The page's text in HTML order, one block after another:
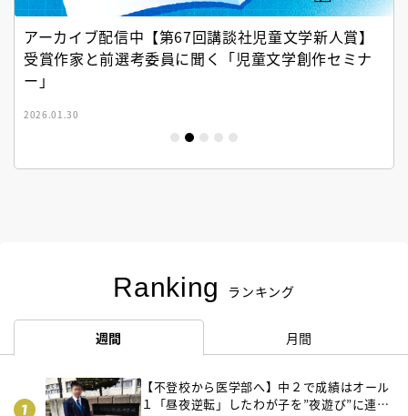
アーカイブ配信中【第67回講談社児童文学新人賞】
受賞作家と前選考委員に聞く「児童文学創作セミナ
ー」
2026.01.30
Ranking ランキング
週間 月間
【不登校から医学部へ】中２で成績はオール
１「昼夜逆転」したわが子を”夜遊び”に連れ